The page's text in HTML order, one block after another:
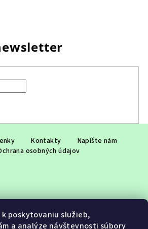
poskytovaniu služieb,
a analýze návštevnosti súbory
Kontakty
Napíšte nám
osobných údajov